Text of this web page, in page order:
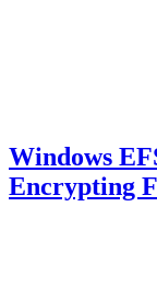
Windows
Encrypting